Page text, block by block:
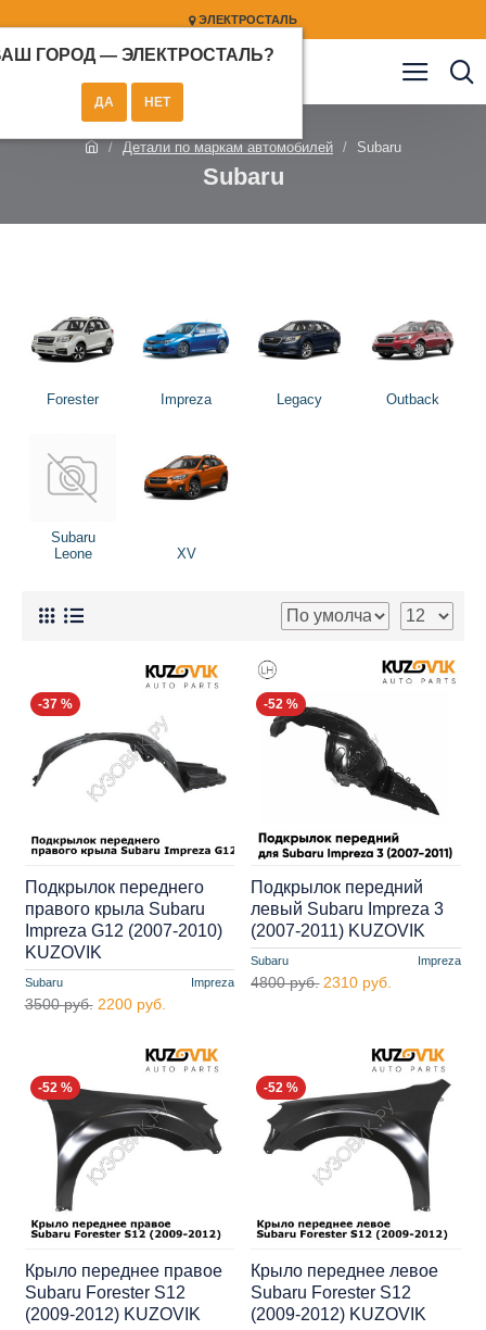
ЭЛЕКТРОСТАЛЬ
ГОРОД — ЭЛЕКТРОСТАЛЬ?
Детали по маркам автомобилей Subaru
Subaru
Forester Impreza Legacy Outback
Subaru
Leone
XV
-37 %
Subaru Impreza
Подкрылок переднего
правого крыла Subaru
Impreza G12 (2007-2010)
KUZOVIK
3500 руб. 2200 руб.
-52 %
Subaru Impreza
Подкрылок передний
левый Subaru Impreza 3
(2007-2011) KUZOVIK
4800 руб. 2310 руб.
-52 %
Крыло переднее правое
Subaru Forester S12
(2009-2012) KUZOVIK
-52 %
Крыло переднее левое
Subaru Forester S12
(2009-2012) KUZOVIK